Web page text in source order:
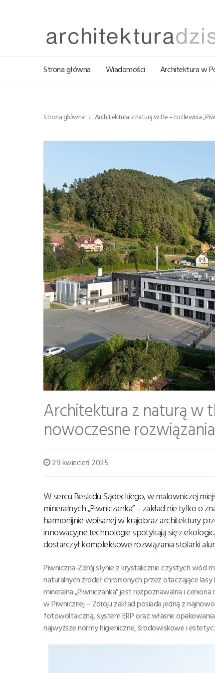
Strona główna Wiadomości Architektura w
Strona główna Architektura z naturą w tle – rozlewnia
Architektura z naturą w
nowoczesne
29 kwiecień 2025
W sercu Beskidu Sądeckiego, w malowniczej
mineralnych „Piwniczanka” – zakład nie tylko o
harmonijnie wpisanej w krajobraz architektury
innowacyjne technologie spotykają się z
dostarczył kompleksowe rozwiązania stolarki
Piwniczna-Zdrój słynie z krystalicznie czystych wód
naturalnych źródeł chronionych przez otaczające
mineralna „Piwniczanka” jest rozpoznawalna i
w Piwnicznej – Zdroju zakład posiada jedną z
fotowoltaiczną, system ERP oraz własne
najwyższe normy higieniczne, środowiskowe i